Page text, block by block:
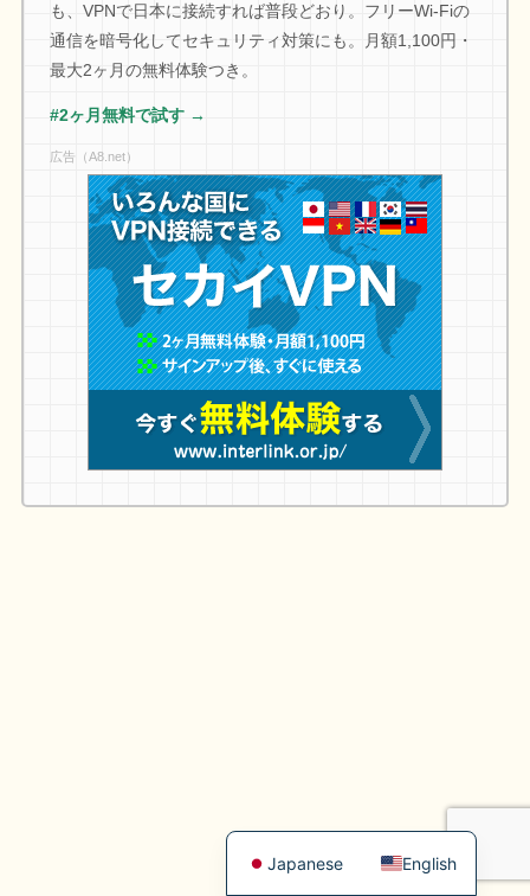
も、VPNで日本に接続すれば普段どおり。フリーWi-Fiの
通信を暗号化してセキュリティ対策にも。月額1,100円・
最大2ヶ月の無料体験つき。
#2ヶ月無料で試す →
広告（A8.net）
Japanese English